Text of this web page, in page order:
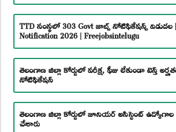
TTD సంస్థలో 303 Govt జాబ్స్ నోటిఫికేషన్స్ విడుదల
Notification 2026 | Freejobsintelugu
తెలంగాణ జిల్లా కోర్టులో పరీక్ష, ఫీజు లేకుండా టెన్త్
నోటిఫికేషన్
తెలంగాణ జిల్లా కోర్టులో జూనియర్ అసిస్టెంట్
చేశారు